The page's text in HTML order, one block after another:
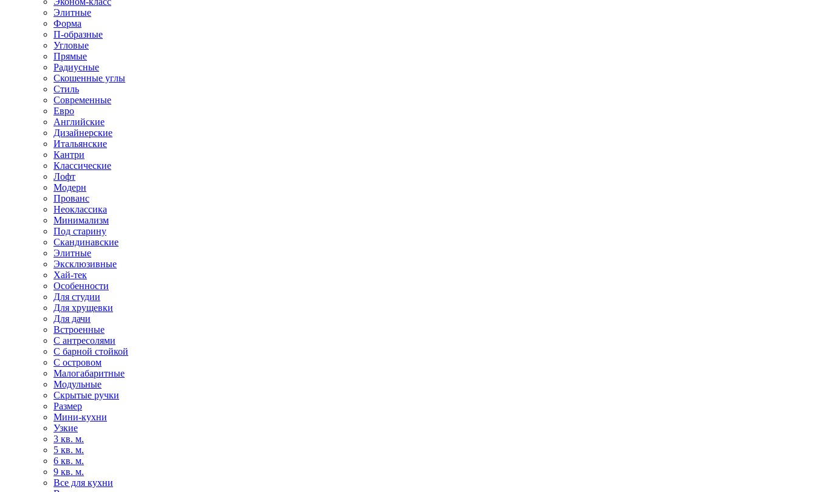
Элитные
Форма
П-образные
Угловые
Прямые
Радиусные
Скошенные углы
Стиль
Современные
Евро
Английские
Дизайнерские
Итальянские
Кантри
Классические
Лофт
Модерн
Прованс
Неоклассика
Минимализм
Под старину
Скандинавские
Элитные
Эксклюзивные
Хай-тек
Особенности
Для студии
Для хрущевки
Для дачи
Встроенные
С антресолями
С барной стойкой
С островом
Малогабаритные
Модульные
Скрытые ручки
Размер
Мини-кухни
Узкие
3 кв. м.
5 кв. м.
6 кв. м.
9 кв. м.
Все для кухни